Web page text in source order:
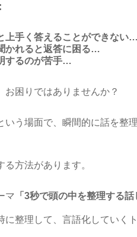
上手く答えることができない…
かれると返答に困る…
するのが苦手…
お困りではありませんか？
いう場面で、瞬間的に話を整
方法があります。
マ 「3秒で頭の中を整理する話
に整理して、言語化していく